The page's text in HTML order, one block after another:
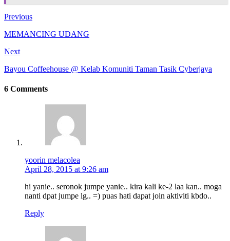
Previous
MEMANCING UDANG
Next
Bayou Coffeehouse @ Kelab Komuniti Taman Tasik Cyberjaya
6 Comments
yoorin melacolea
April 28, 2015 at 9:26 am
hi yanie.. seronok jumpe yanie.. kira kali ke-2 laa kan.. moga
nanti dpat jumpe lg.. =) puas hati dapat join aktiviti kbdo..
Reply